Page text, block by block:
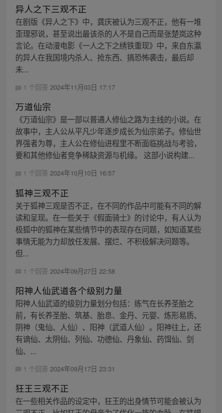
异人之下三观不正
在剧版《异人之下》中，龚庆被认为三观不正，他有一堆
歪理邪说，甚至说出最该杀的人不是自己而是张楚岚这种
言论。在动漫电影《一人之下之绣铁重现》中，来自东瀛
的异人在我国境内杀人、抢东西、搞恐怖袭击，最后却
未...
1 个回答 2024年11月03日 17:17
万道仙宗
《万道仙宗》是一部以普通人修仙之路为主线的小说。在
故事中，主人公从平凡少年逐步成长为仙宗弟子。修仙世
界强者为尊，主人公在修仙进程里不断面临挑战与考验，
要和其他修仙者竞争稀缺资源与机缘。 这部小说构建...
1 个回答 2024年10月10日 16:57
狐神三观不正
关于狐神三观是否不正，在不同的作品中可能有不同的解
读和呈现。在一些关于《假面骑士》的讨论中，有人认为
极狐中的狐神在某些情节中的表现存在问题，如知道某些
事情无能为力却放任发展、摆烂、不积极解决问题等。
但...
1 个回答 2024年09月27日 22:58
阳神人仙武道各个级别力量
阳神人仙武道的级别力量划分包括：练气在长养圣胎之
前，有长养圣胎、筑基、胎息、金丹、元婴、炼形易质、
阴神（鬼仙、人仙）、阳神（武道人仙）。阳神往上，还
有谪仙、太阴仙、列仙、功德仙、丹象仙、药饵仙、剑
仙、...
1 个回答 2024年09月17日 23:31
狂王三观不正
在一些相关作品的设定中，狂王的出身情节可能会被认为